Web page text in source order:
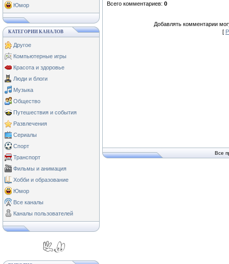
Юмор
КАТЕГОРИИ КАНАЛОВ
Другое
Компьютерные игры
Красота и здоровье
Люди и блоги
Музыка
Общество
Путешествия и события
Развлечения
Сериалы
Спорт
Транспорт
Фильмы и анимация
Хобби и образование
Юмор
Все каналы
Каналы пользователей
Всего комментариев: 0
Добавлять комментарии
[
Все